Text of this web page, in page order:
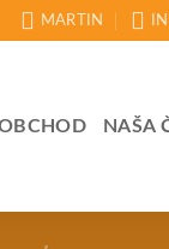
MARTIN
NAŠA